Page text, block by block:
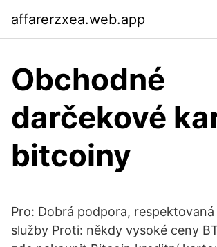
affarerzxea.web.app
Obchodné
darčekové
bitcoiny
Pro: Dobrá podpora,
služby Proti: někdy vysoké ceny